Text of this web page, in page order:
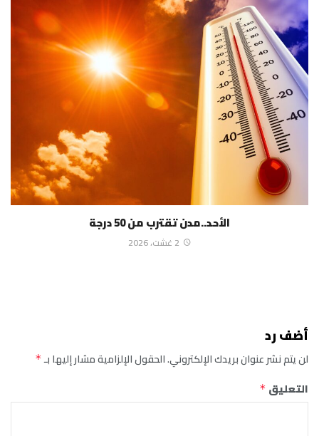
الأحد..مدن تقترب من 50 درجة
2 غشت، 2026
أضف رد
لن يتم نشر عنوان بريدك الإلكتروني.الحقول الإلزامية مشار إليها بـ*
التعليق *